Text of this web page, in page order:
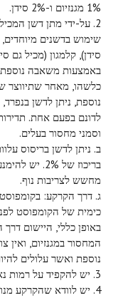
1% מגנזיום ו-2% סידן.
2. על-ידי מתן דשן
שימוש בדשנים מיוחדים,
סידן), קלמגון (מכיל גם
באמצעות משאבה נוספת
כלשהו, מאחר שתיווצר
לדונם בפעם אחת.
וסמני מחסור בעלים.
ב. ניתן לדשן בריסוס
בריכוז של
מחשש לצריבות נוף.
כימית של הקומפוסט
באופן כללי, היישום דרך
המחסור במגנזיום, ואין
נוספת ואשר עלולים
3. יש להקפיד על רמות נאותות של EC בקרקע.
4. יש לוודא שהקרקע